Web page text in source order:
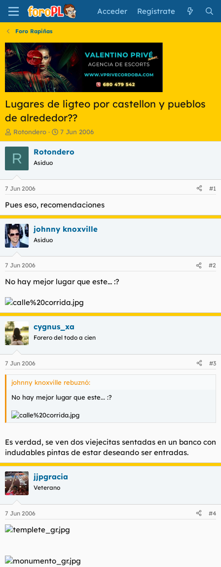
Acceder Regístrate
Foro Rapiñas
Lugares de ligteo por castellon y pueblos
de alrededor??
I
n
i
c
a
d
o
r
e
l
t
e
m
a
Rotondero
F
e
c
i
n
c
i
7 Jun 2006
R Rotondero
Asiduo
7 Jun 2006 #1
Pues eso, recomendaciones
johnny knoxville
Asiduo
7 Jun 2006 #2
No hay mejor lugar que este... :?
cygnus_xa
Forero del todo a cien
7 Jun 2006 #3
johnny knoxville rebuznó:
No hay mejor lugar que este... :?
Es verdad, se ven dos viejecitas sentadas en un banco con
indudables pintas de estar deseando ser entradas.
jjpgracia
Veterano
7 Jun 2006 #4